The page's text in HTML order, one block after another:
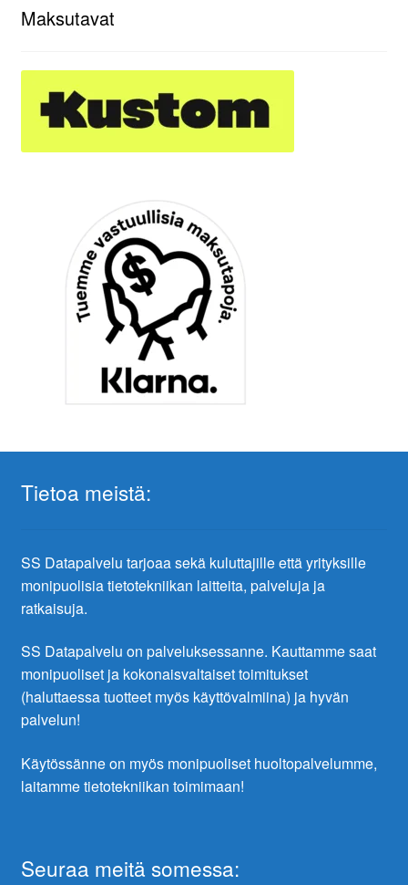
Maksutavat
Tietoa meistä:
SS Datapalvelu tarjoaa sekä kuluttajille että yrityksille
monipuolisia tietotekniikan laitteita, palveluja ja
ratkaisuja.
SS Datapalvelu on palveluksessanne. Kauttamme saat
monipuoliset ja kokonaisvaltaiset toimitukset
(haluttaessa tuotteet myös käyttövalmiina) ja hyvän
palvelun!
Käytössänne on myös monipuoliset huoltopalvelumme,
laitamme tietotekniikan toimimaan!
Seuraa meitä somessa: